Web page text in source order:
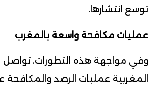
توسع انتشارها.
عمليات مكافحة واسعة بالمغرب
وفي مواجهة هذه التطورات، تواصل
المغربية عمليات الرصد والمكافحة